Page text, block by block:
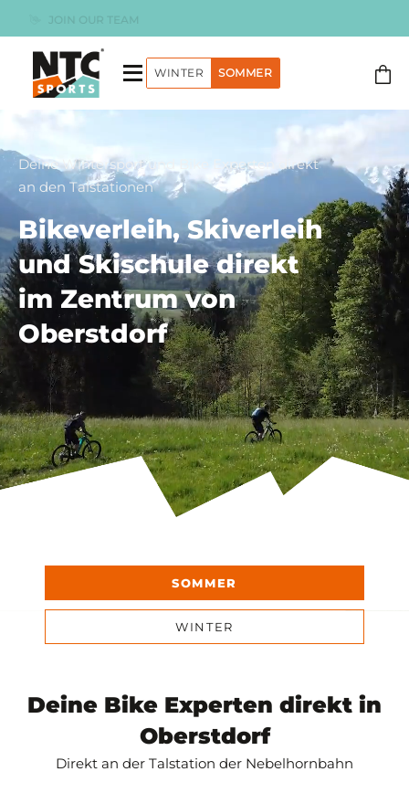
Inhalt
springen
WINTER SOMMER
Deine Wintersport und Bike Experten direkt
an den Talstationen
Bikeverleih, Skiverleih
und Skischule direkt
im Zentrum von
Oberstdorf
SOMMER
WINTER
Deine Bike Experten direkt in
Oberstdorf
Direkt an der Talstation der Nebelhornbahn